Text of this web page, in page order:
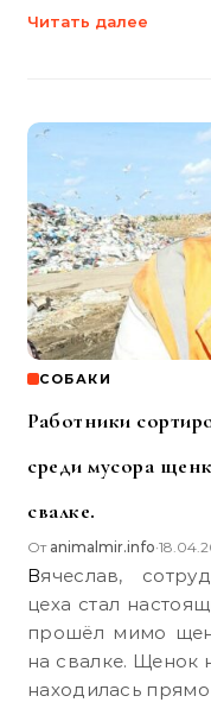
Читать далее
СОБАКИ
Работники
среди мусора
свалке.
От animalmir.info•
Вячеслав, сотрудник мусоросортировочного
цеха стал
прошёл мимо
на свалке. Щенок
находилась